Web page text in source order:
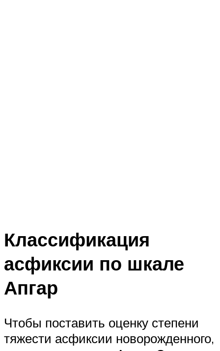
Классификация
асфиксии по шкале
Апгар
Чтобы поставить оценку степени
тяжести асфиксии новорожденного,